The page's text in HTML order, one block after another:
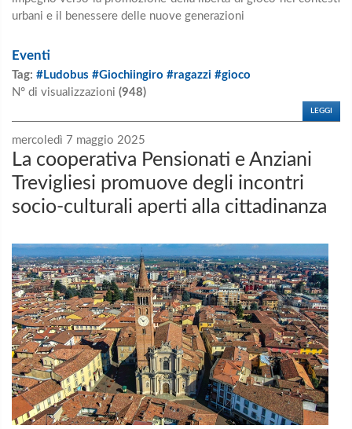
urbani e il benessere delle nuove generazioni
Eventi
Tag: #Ludobus #Giochiingiro #ragazzi #gioco
N° di visualizzazioni (948)
LEGGI
mercoledì 7 maggio 2025
La cooperativa Pensionati e Anziani
Trevigliesi promuove degli incontri
socio-culturali aperti alla cittadinanza